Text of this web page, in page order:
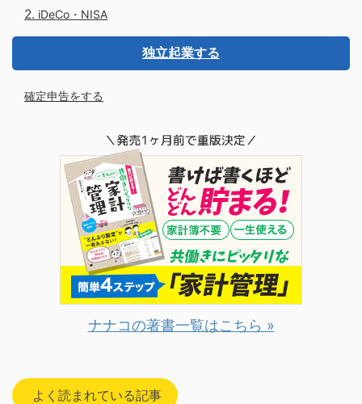
iDeCo・NISA
独立起業する
確定申告をする
ナナコの著書一覧はこちら »
よく読まれている記事